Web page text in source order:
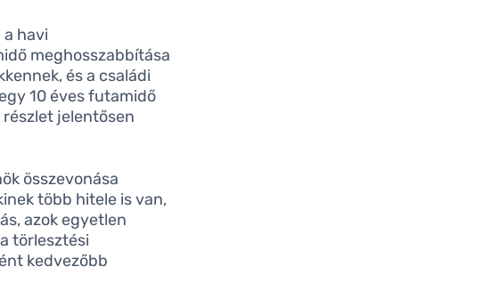
a havi
meghosszabbítása
és a családi
10 éves futamidő
jelentősen
összevonása
több hitele is van,
azok egyetlen
törlesztési
kedvezőbb